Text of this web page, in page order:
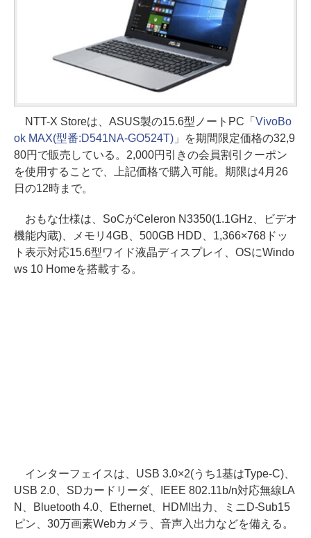
NTT-X Storeは、ASUS製の15.6型ノートPC「 VivoBo
ok MAX(型番:D541NA-GO524T)」を期間限定価格の32,9
80円で販売している。2,000円引きの会員割引クーポン
を使用することで、上記価格で購入可能。期限は4月26
日の12時まで。
おもな仕様は、SoCがCeleron N3350(1.1GHz、ビデオ
機能内蔵)、メモリ4GB、500GB HDD、1,366×768ドッ
ト表示対応15.6型ワイド液晶ディスプレイ、OSにWindo
ws 10 Homeを搭載する。
インターフェイスは、USB 3.0×2(うち1基はType-C)、
USB 2.0、SDカードリーダ、IEEE 802.11b/n対応無線LA
N、Bluetooth 4.0、Ethernet、HDMI出力、ミニD-Sub15
ピン、30万画素Webカメラ、音声入出力などを備える。